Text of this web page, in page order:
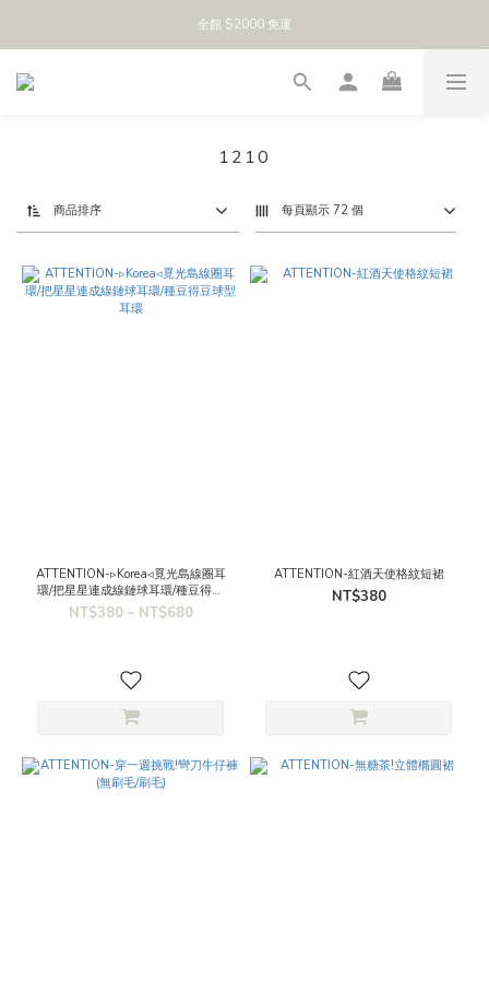
全館 $2000 免運
1210
商品排序 每頁顯示 72 個
ATTENTION-▹Korea◃覓光島線圈耳
環/把星星連成線鏈球耳環/種豆得豆
球型耳環
NT$380 ~ NT$680
ATTENTION-紅酒天使格紋短裙
NT$380